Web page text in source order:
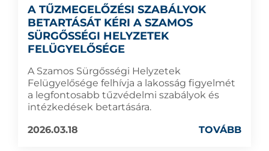
A TŰZMEGELŐZÉSI SZABÁLYOK
BETARTÁSÁT KÉRI A SZAMOS
SÜRGŐSSÉGI HELYZETEK
FELÜGYELŐSÉGE
A Szamos Sürgősségi Helyzetek
Felügyelősége felhívja a lakosság figyelmét
a legfontosabb tűzvédelmi szabályok és
intézkedések betartására.
2026.03.18
TOVÁBB